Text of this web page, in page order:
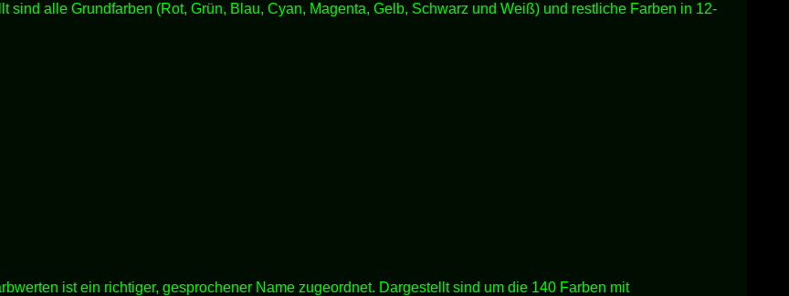
alle Grundfarben (Rot, Grün, Blau, Cyan, Magenta, Gelb, Schwarz und Weiß) und restliche Farben in 12-
ist ein richtiger, gesprochener Name zugeordnet. Dargestellt sind um die 140 Farben mit